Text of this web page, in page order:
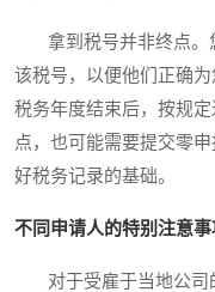
拿到税号并非终点。
该税号，以便他们正确
税务年度结束后，按规
点，也可能需要提交零
好税务记录的基础。
不同申请人的特别注意事
对于受雇于当地公司